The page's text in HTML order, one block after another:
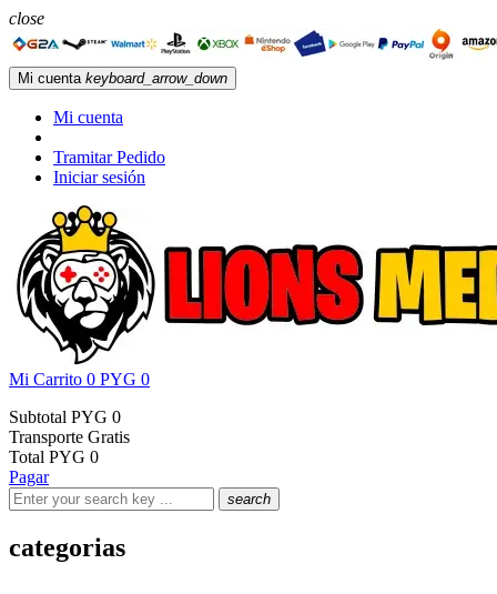
close
Mi cuenta keyboard_arrow_down
Mi cuenta
Tramitar Pedido
Iniciar sesión
Mi Carrito 0 PYG 0
Subtotal PYG 0
Transporte Gratis
Total PYG 0
Pagar
search
categorias